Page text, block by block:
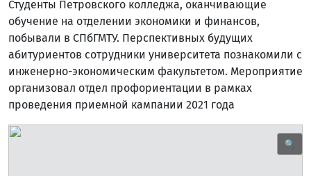
Студенты Петровского колледжа, оканчивающие
обучение на отделении экономики и финансов,
побывали в СПбГМТУ. Перспективных будущих
абитуриентов сотрудники университета познакомили с
инженерно-экономическим факультетом. Мероприятие
организовал отдел профориентации в рамках
проведения приемной кампании 2021 года
🔍